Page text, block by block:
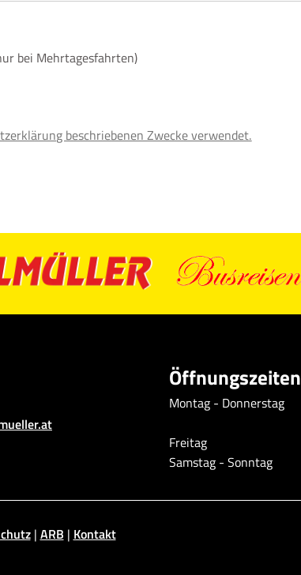
bei Mehrtagesfahrten)
beschriebenen Zwecke verwendet.
Öffnungszeiten
Montag - Donnerstag
Freitag
Samstag - Sonntag
| ARB | Kontakt